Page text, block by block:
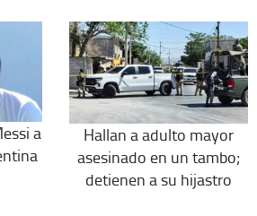
a
Hallan a adulto mayor
asesinado en un tambo;
detienen a su hijastro